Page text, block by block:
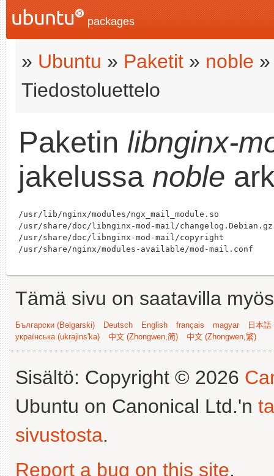
packages
» Ubuntu » Paketit » noble
Tiedostoluettelo
Paketin libnginx-
jakelussa noble
/usr/lib/nginx/modules/ngx_mail_module.so
/usr/share/doc/libnginx-mod-mail/changelog.Debian.gz
/usr/share/doc/libnginx-mod-mail/copyright
Tämä sivu on saatavilla
Български (Bəlgarski) Deutsch English français magyar
日本
українська (ukrajins'ka)
中文 (Zhongwen,简) 中文 (Zhongwen,繁)
Sisältö: Copyright © 2026
Ubuntu on Canonical Ltd.'n
sivustosta.
Report a bug on this site.